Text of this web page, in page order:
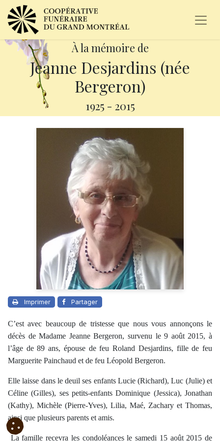
À la mémoire de
Jeanne Desjardins (née
Bergeron)
1925 - 2015
Imprimer Partager
C’est avec beaucoup de tristesse que nous vous annonçons le
décès de Madame Jeanne Bergeron, survenu le 9 août 2015, à
l’âge de 89 ans, épouse de feu Roland Desjardins, fille de feu
Marguerite Painchaud et de feu Léopold Bergeron.
Elle laisse dans le deuil ses enfants Lucie (Richard), Luc (Julie) et
Céline (Gilles), ses petits-enfants Dominique (Jessica), Jonathan
(Kathy), Michèle (Pierre-Yves), Lilia, Maé, Zachary et Thomas,
ainsi que plusieurs parents et amis.
La famille recevra les condoléances le samedi 15 août 2015 de